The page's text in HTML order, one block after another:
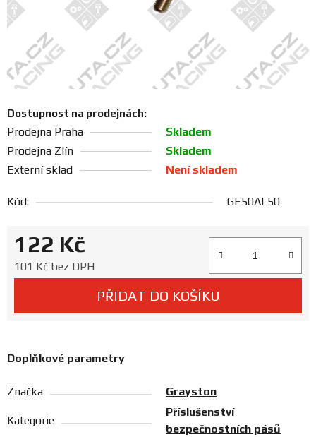
Obchodní
podmínky
Doprava
Blog
Ceníky
a
Dostupnost na prodejnách:
Prodejna Zlín Skladem
Prodejna Praha Skladem
Externí sklad Není skladem
Kód: GE50AL50
122 Kč
101 Kč bez DPH
PŘIDAT DO KOŠÍKU
Doplňkové parametry
Značka Grayston
Kategorie
Příslušenství
bezpečnostních pásů